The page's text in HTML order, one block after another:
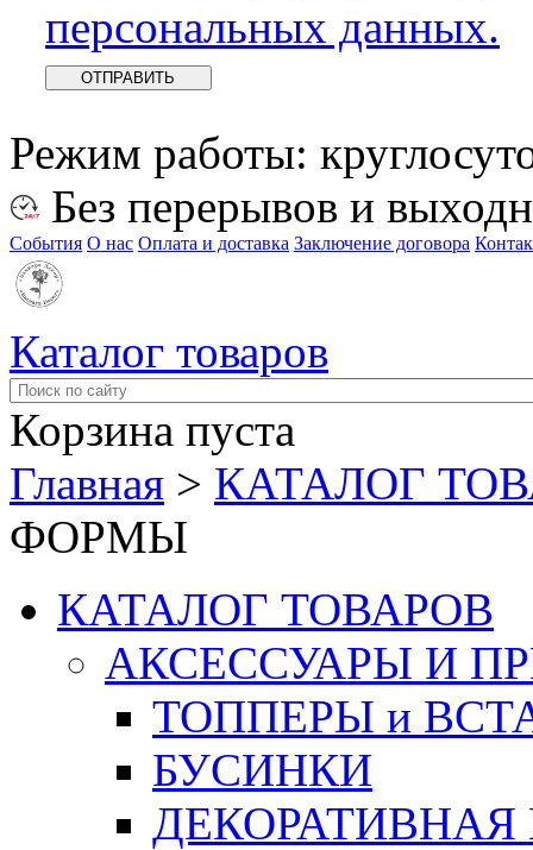
персональных данных.
Режим работы:
Без перерывов и
События О нас Оплата и доставка Заключение договора
Каталог товаров
Корзина пуста
Главная > КАТАЛОГ
ФОРМЫ
КАТАЛОГ ТОВАРОВ
АКСЕССУАРЫ И
ТОППЕРЫ и
БУСИНКИ
ДЕКОРАТИВНАЯ